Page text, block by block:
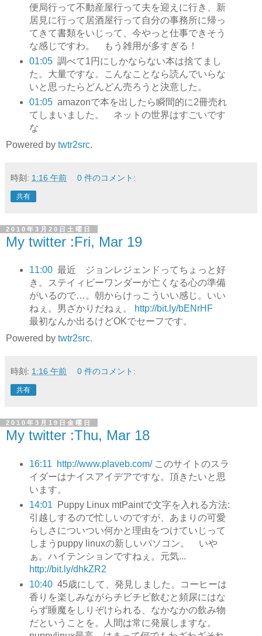
便局行って不動産屋行って夫を迎えに行き、新
居見に行って居酒屋行って自分の事務所に帰っ
てきて書類をいじって、今やっと仕事できそう
な感じですわ。 もう雑用が多すぎる！
01:05 調べて1円にしかならない本は捨てまし
た。大量ですな。こんなことなら読んでいらな
いと思ったらどんどん売ろうと決意した。
01:05 amazonで本を出したら瞬間的に2冊売れ
てしまいました。 ネットの世界はすごいです
な
Powered by twtr2src.
時刻: 1:16 午前 0 件のコメント:
共有
2010年3月20日土曜日
My twitter :Fri, Mar 19
11:00 最近 ジョンレジェンドってちょっと好
き。ステイィビーワンダーが亡くなる心の準備
がいるので…。朝からけっこういい感じ。いい
ねぇ。男ざかりだねぇ。
http://bit.ly/bENrHF
最初なんか出るけどOKでセーフです。
Powered by twtr2src.
時刻: 1:16 午前 0 件のコメント:
共有
2010年3月19日金曜日
My twitter :Thu, Mar 18
16:11 http://www.plaveb.com/このサイトのスラ
イダーはナイスアイデアですな。頂きたいと思
います。
14:01
Puppy Linux mtPaintで文字を入れる方法:
引越しするので忙しいのですが、あまりの可愛
らしさについつい何かと理由をつけていじって
しまうpuppy linuxの新しいパソコン。 いや
ぁ。ハイテンションですねぇ。元気...
http://bit.ly/dhkZR2
10:40 45歳にして、発見しました。コーヒーは
香りを楽しみながらチビチビ飲むと頻尿にはな
らず睡魔をしりぞけられる、なかなかの飲み物
だということを。人間は常に発展しますな。